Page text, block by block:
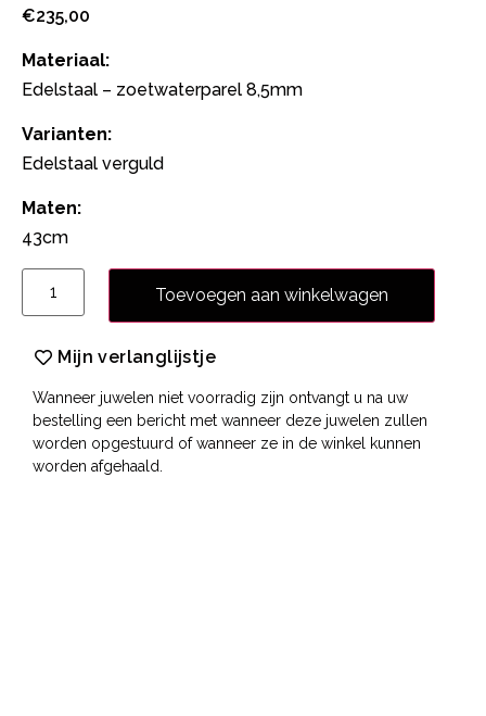
€235,00
Materiaal:
Edelstaal – zoetwaterparel 8,5mm
Varianten:
Edelstaal verguld
Maten:
43cm
Toevoegen aan winkelwagen
Mijn verlanglijstje
Wanneer juwelen niet voorradig zijn ontvangt u na uw
bestelling een bericht met wanneer deze juwelen zullen
worden opgestuurd of wanneer ze in de winkel kunnen
worden afgehaald.